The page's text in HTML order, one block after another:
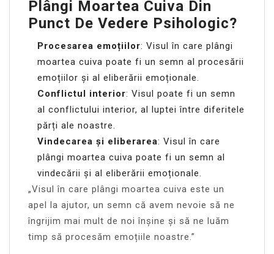
Plângi Moartea Cuiva Din
Punct De Vedere Psihologic?
Procesarea emoțiilor: Visul în care plângi
moartea cuiva poate fi un semn al procesării
emoțiilor și al eliberării emoționale.
Conflictul interior: Visul poate fi un semn
al conflictului interior, al luptei între diferitele
părți ale noastre.
Vindecarea și eliberarea: Visul în care
plângi moartea cuiva poate fi un semn al
vindecării și al eliberării emoționale.
„Visul în care plângi moartea cuiva este un
apel la ajutor, un semn că avem nevoie să ne
îngrijim mai mult de noi înșine și să ne luăm
timp să procesăm emoțiile noastre.”